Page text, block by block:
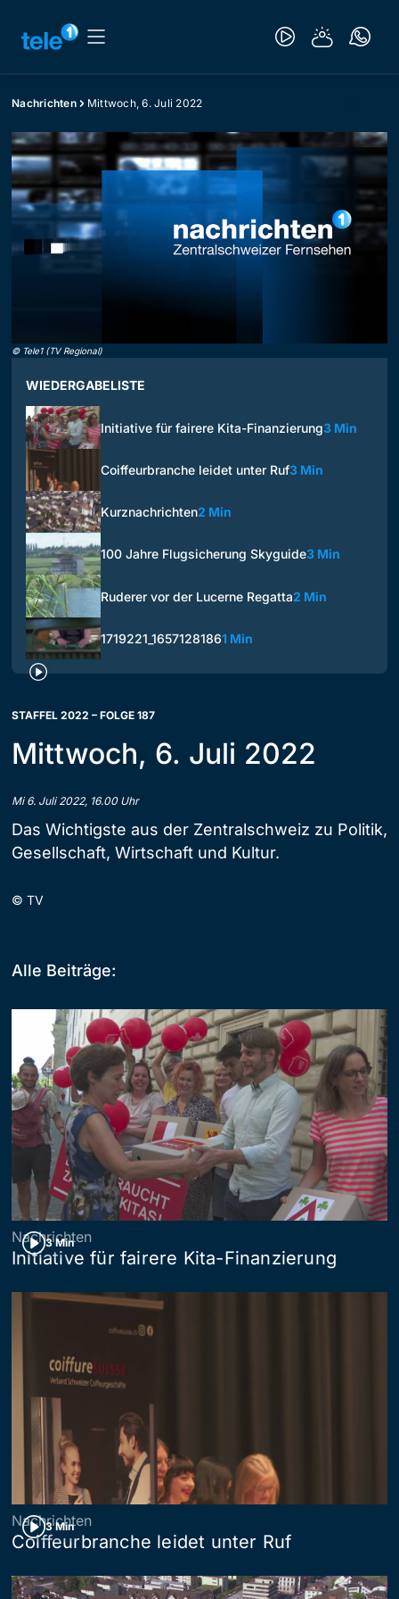
Nachrichten Mittwoch, 6. Juli 2022
© Tele1 (TV Regional)
WIEDERGABELISTE
Initiative für fairere Kita-Finanzierung3 Min
Coiffeurbranche leidet unter Ruf3 Min
Kurznachrichten2 Min
100 Jahre Flugsicherung Skyguide3 Min
Ruderer vor der Lucerne Regatta2 Min
1719221_16571281861 Min
STAFFEL 2022 – FOLGE 187
Mittwoch, 6. Juli 2022
Mi 6. Juli 2022, 16.00 Uhr
Das Wichtigste aus der Zentralschweiz zu Politik,
Gesellschaft, Wirtschaft und Kultur.
© TV
Alle Beiträge:
3 Min
Nachrichten
Initiative für fairere Kita-Finanzierung
3 Min
Nachrichten
Coiffeurbranche leidet unter Ruf